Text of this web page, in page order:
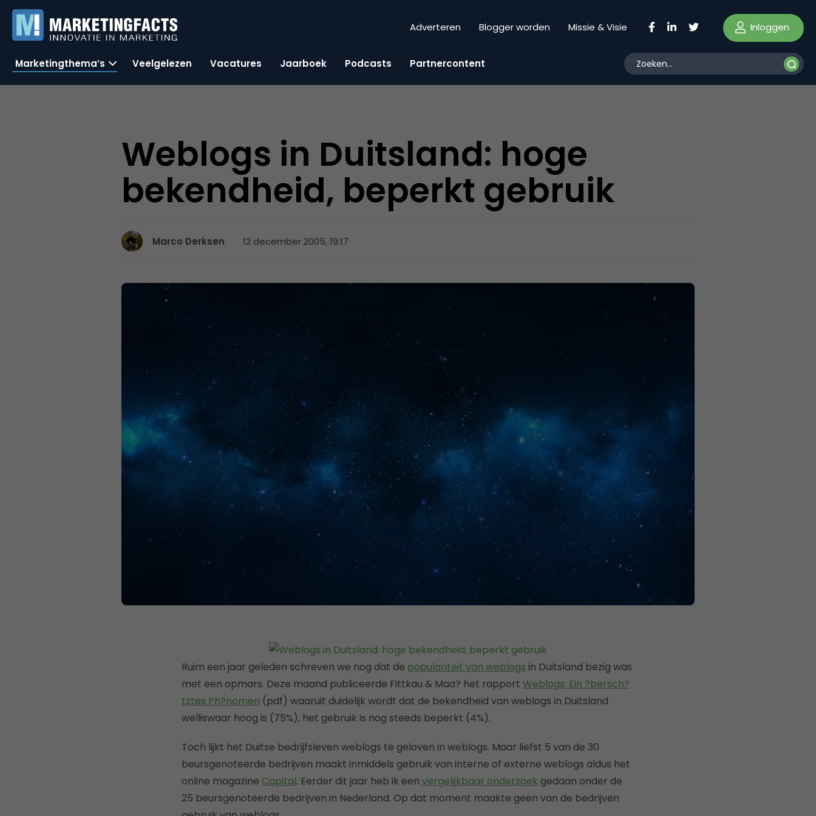
Adverteren Blogger worden Missie & Visie Inloggen
Marketingthema’s Veelgelezen Vacatures Jaarboek Podcasts Partnercontent
Weblogs in Duitsland: hoge
bekendheid, beperkt gebruik
Marco Derksen 12 december 2005, 19:17
Ruim een jaar geleden schreven we nog dat de populariteit van weblogs in Duitsland bezig was
met een opmars. Deze maand publiceerde Fittkau & Maa? het rapport Weblogs: Ein ?bersch?
tztes Ph?nomen (pdf) waaruit duidelijk wordt dat de bekendheid van weblogs in Duitsland
welliswaar hoog is (75%), het gebruik is nog steeds beperkt (4%).
Toch lijkt het Duitse bedrijfsleven weblogs te geloven in weblogs. Maar liefst 5 van de 30
beursgenoteerde bedrijven maakt inmiddels gebruik van interne of externe weblogs aldus het
online magazine Capital. Eerder dit jaar heb ik een vergelijkbaar onderzoek gedaan onder de
25 beursgenoteerde bedrijven in Nederland. Op dat moment maakte geen van de bedrijven